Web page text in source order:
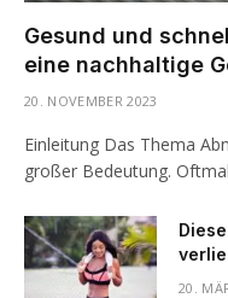
Gesund und
eine nachhaltige
20. NOVEMBER 2023
Einleitung Das Thema
großer Bedeutung.
20.